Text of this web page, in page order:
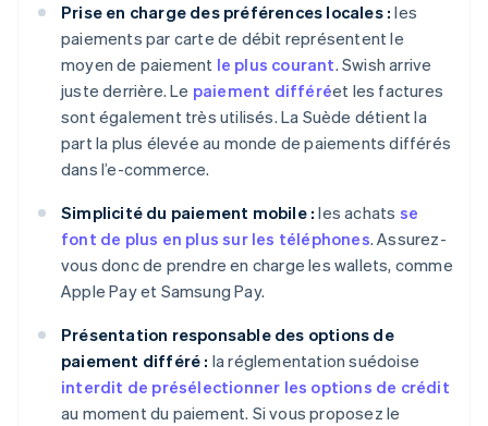
Prise en charge des préférences locales : les
paiements par carte de débit représentent le
moyen de paiement le plus courant. Swish arrive
juste derrière. Le paiement différéet les factures
sont également très utilisés. La Suède détient la
part la plus élevée au monde de paiements différés
dans l’e-commerce.
Simplicité du paiement mobile : les achats se
font de plus en plus sur les téléphones. Assurez-
vous donc de prendre en charge les wallets, comme
Apple Pay et Samsung Pay.
Présentation responsable des options de
paiement différé : la réglementation suédoise
interdit de présélectionner les options de crédit
au moment du paiement. Si vous proposez le